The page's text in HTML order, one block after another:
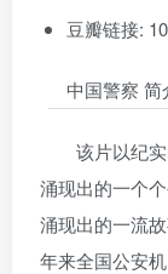
豆瓣链接:
中国警察 简
该片以纪
涌现出的一个
涌现出的一流
年来全国公安